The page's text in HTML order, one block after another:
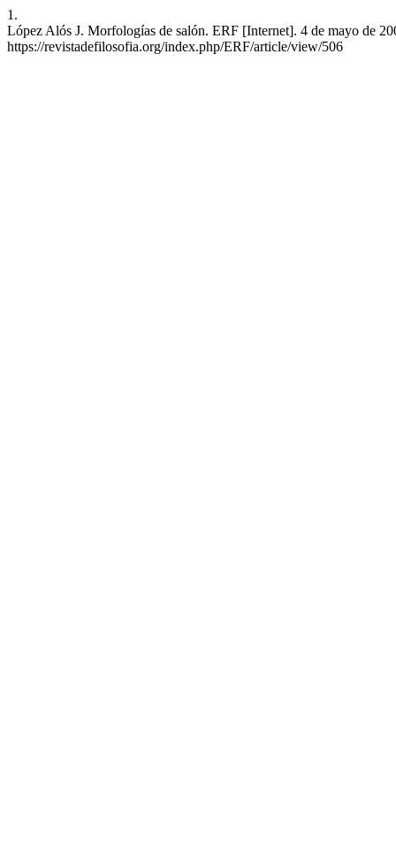
1.
López Alós J. Morfologías de salón. ERF [Internet]. 4 de mayo de
https://revistadefilosofia.org/index.php/ERF/article/view/506